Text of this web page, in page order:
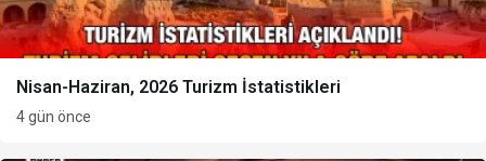
Nisan-Haziran, 2026 Turizm İstatistikleri
4 gün önce